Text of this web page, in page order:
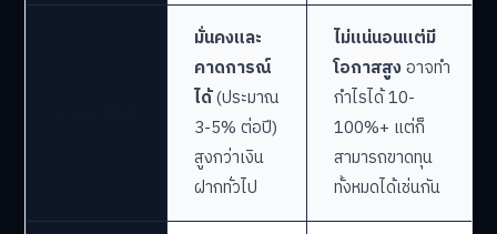
มั่นคงและ
คาดการณ์
ได้(ประมาณ
3-5% ต่อปี)
สูงกว่าเงิน
ฝากทั่วไป
ไม่แน่นอนแต่มี
โอกาสสูงอาจทำ
กำไรได้ 10-
100%+ แต่ก็
สามารถขาดทุน
ทั้งหมดได้เช่นกัน